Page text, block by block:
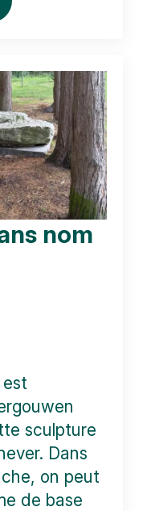
nom
est
sculpture
Dans
on peut
de base